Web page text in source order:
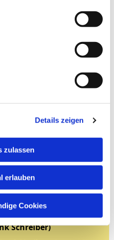
Details zeigen
zulassen
erlauben
Cookies